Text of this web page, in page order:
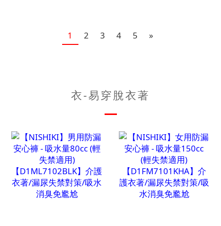
1 2 3 4 5 »
衣-易穿脫衣著